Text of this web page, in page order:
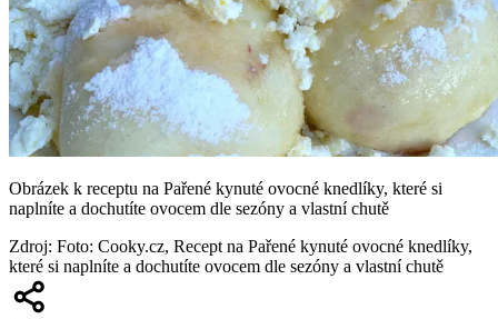
Obrázek k receptu na Pařené kynuté ovocné knedlíky, které si
naplníte a dochutíte ovocem dle sezóny a vlastní chutě
Zdroj: Foto: Cooky.cz, Recept na Pařené kynuté ovocné knedlíky,
které si naplníte a dochutíte ovocem dle sezóny a vlastní chutě